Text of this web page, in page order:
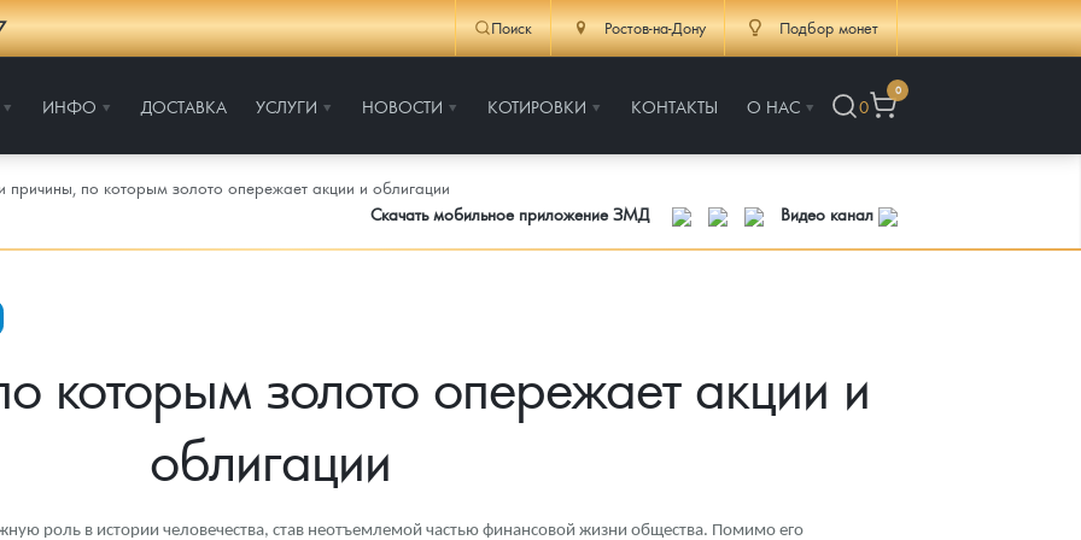
Поиск Ростов-на-Дону Подбор монет
ИНФО ДОСТАВКА УСЛУГИ НОВОСТИ КОТИРОВКИ КОНТАКТЫ О НАС 0
0
причины, по которым золото опережает акции и облигации
Скачать мобильное приложение ЗМД
Видео канал
которым золото опережает акции и
облигации
роль в истории человечества, cтав неотъемлемой частью финансовой жизни общества. Помимо его